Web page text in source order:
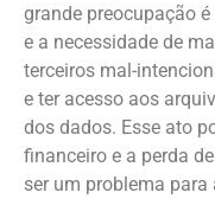
grande preocupação
e a necessidade de
terceiros mal-
e ter acesso aos
dos dados. Esse ato
financeiro e a perda
ser um problema